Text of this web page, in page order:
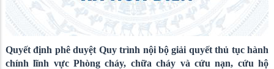
Quyết định phê duyệt Quy trình nội bộ giải quyết thủ tục hành
chính lĩnh vực Phòng cháy, chữa cháy và cứu nạn, cứu hộ